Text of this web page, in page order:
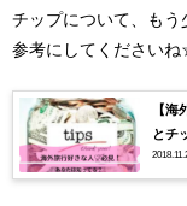
チップについて、もう
参考にしてください
【
とチ